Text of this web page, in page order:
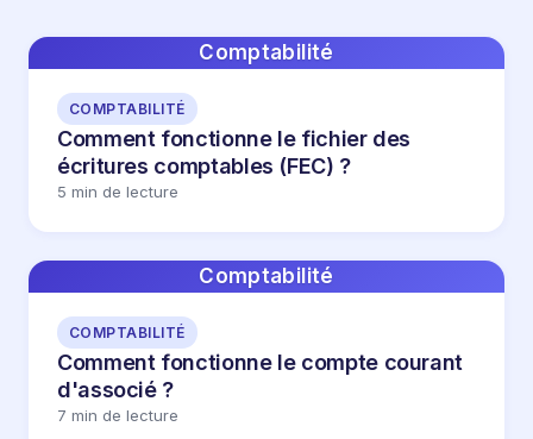
Comptabilité
COMPTABILITÉ
Comment fonctionne le fichier des
écritures comptables (FEC) ?
5 min de lecture
Comptabilité
COMPTABILITÉ
Comment fonctionne le compte courant
d'associé ?
7 min de lecture